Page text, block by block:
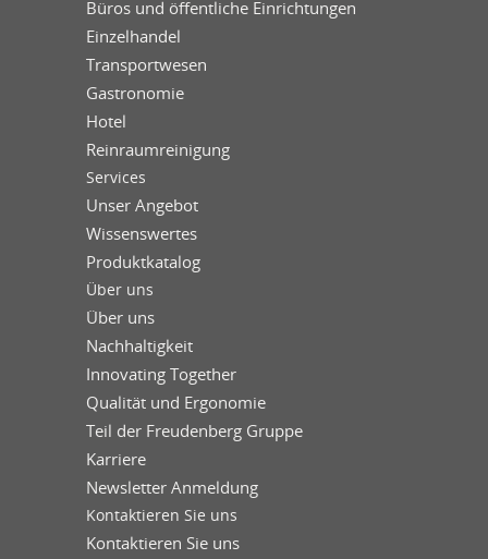
Büros und öffentliche Einrichtungen
Einzelhandel
Transportwesen
Gastronomie
Hotel
Reinraumreinigung
Services
Unser Angebot
Wissenswertes
Produktkatalog
Über uns
Über uns
Nachhaltigkeit
Innovating Together
Qualität und Ergonomie
Teil der Freudenberg Gruppe
Karriere
Newsletter Anmeldung
Kontaktieren Sie uns
Kontaktieren Sie uns